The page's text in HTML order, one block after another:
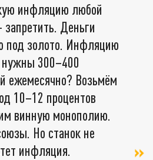
инфляцию любой
Деньги
под золото. Инфляцию
300–400
ежемесячно? Возьмём
10–12 процентов
винную монополию.
Но станок не
инфляция.